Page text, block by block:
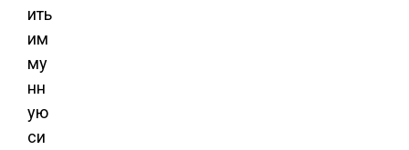
ить
им
му
нн
ую
си